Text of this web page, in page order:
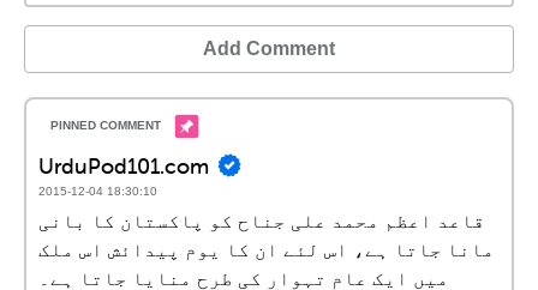
Add Comment
UrduPod101.com
2015-12-04 18:30:10
قاعد اعظم محمد علی جناح کو پاکستان کا بانی
مانا جاتا ہے، اس لئے ان کا یوم پیدائش اس ملک
میں ایک عام تہوار کی طرح منایا جاتا ہے۔